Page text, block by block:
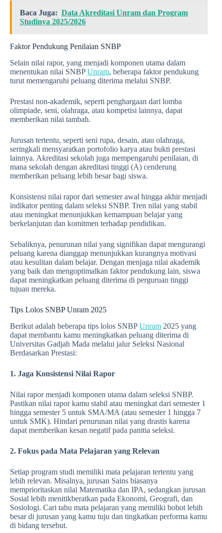
Baca Juga: Data Akreditasi Unram dan Program
Studinya 2025/2026
Faktor Pendukung Penilaian SNBP
Selain nilai rapor, yang menjadi komponen utama dalam
menentukan nilai SNBPUnram, beberapa faktor pendukung
turut memengaruhi peluang diterima melalui SNBP.
Prestasi non-akademik, seperti penghargaan dari lomba
olimpiade, seni, olahraga, atau kompetisi lainnya, dapat
memberikan nilai tambah.
Jurusan tertentu, seperti seni rupa, desain, atau olahraga,
seringkali mensyaratkan portofolio karya atau bukti prestasi
lainnya. Akreditasi sekolah juga mempengaruhi penilaian, di
mana sekolah dengan akreditasi tinggi (A) cenderung
memberikan peluang lebih besar bagi siswa.
Konsistensi nilai rapor dari semester awal hingga akhir menjadi
indikator penting dalam seleksi SNBP. Tren nilai yang stabil
atau meningkat menunjukkan kemampuan belajar yang
berkelanjutan dan komitmen terhadap pendidikan.
Sebaliknya, penurunan nilai yang signifikan dapat mengurangi
peluang karena dianggap menunjukkan kurangnya motivasi
atau kesulitan dalam belajar. Dengan menjaga nilai akademik
yang baik dan mengoptimalkan faktor pendukung lain, siswa
dapat meningkatkan peluang diterima di perguruan tinggi
tujuan mereka.
Tips Lolos SNBP Unram 2025
Berikut adalah beberapa tips lolos SNBPUnram 2025 yang
dapat membantu kamu meningkatkan peluang diterima di
Universitas Gadjah Mada melalui jalur Seleksi Nasional
Berdasarkan Prestasi:
1. Jaga Konsistensi Nilai Rapor
Nilai rapor menjadi komponen utama dalam seleksi SNBP.
Pastikan nilai rapor kamu stabil atau meningkat dari semester 1
hingga semester 5 untuk SMA/MA (atau semester 1 hingga 7
untuk SMK). Hindari penurunan nilai yang drastis karena
dapat memberikan kesan negatif pada panitia seleksi.
2. Fokus pada Mata Pelajaran yang Relevan
Setiap program studi memiliki mata pelajaran tertentu yang
lebih relevan. Misalnya, jurusan Sains biasanya
memprioritaskan nilai Matematika dan IPA, sedangkan jurusan
Sosial lebih menitikberatkan pada Ekonomi, Geografi, dan
Sosiologi. Cari tahu mata pelajaran yang memiliki bobot lebih
besar di jurusan yang kamu tuju dan tingkatkan performa kamu
di bidang tersebut.